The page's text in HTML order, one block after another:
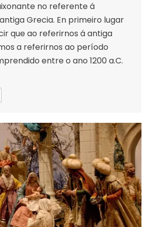
no referente á
Grecia. En primeiro lugar
que ao referirnos á antiga
a referirnos ao período
entre o ano 1200 a.C.